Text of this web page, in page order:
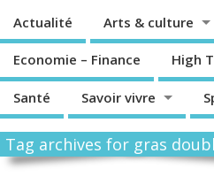
Actualité Arts & culture
Economie – Finance High
Santé Savoir vivre
Tag archives for gras